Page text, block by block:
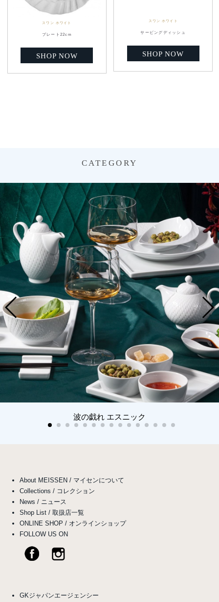
スワン ホワイト
プレート22cm
SHOP NOW
スワン ホワイト
サービングディッシュ
SHOP NOW
CATEGORY
波の戯れ エスニック
About MEISSEN / マイセンについて
Collections / コレクション
News / ニュース
Shop List / 取扱店一覧
ONLINE SHOP / オンラインショップ
FOLLOW US ON
GKジャパンエージェンシー